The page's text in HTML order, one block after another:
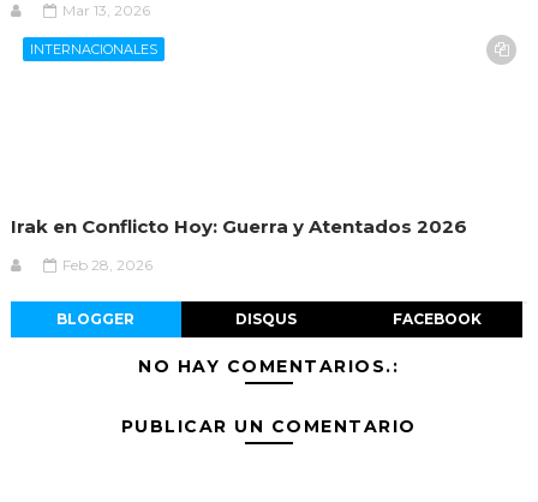
Mar 13, 2026
INTERNACIONALES
Irak en Conflicto Hoy: Guerra y Atentados 2026
Feb 28, 2026
BLOGGER DISQUS FACEBOOK
NO HAY COMENTARIOS.:
PUBLICAR UN COMENTARIO